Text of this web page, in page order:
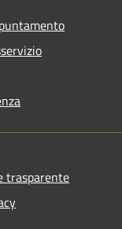
trasparente